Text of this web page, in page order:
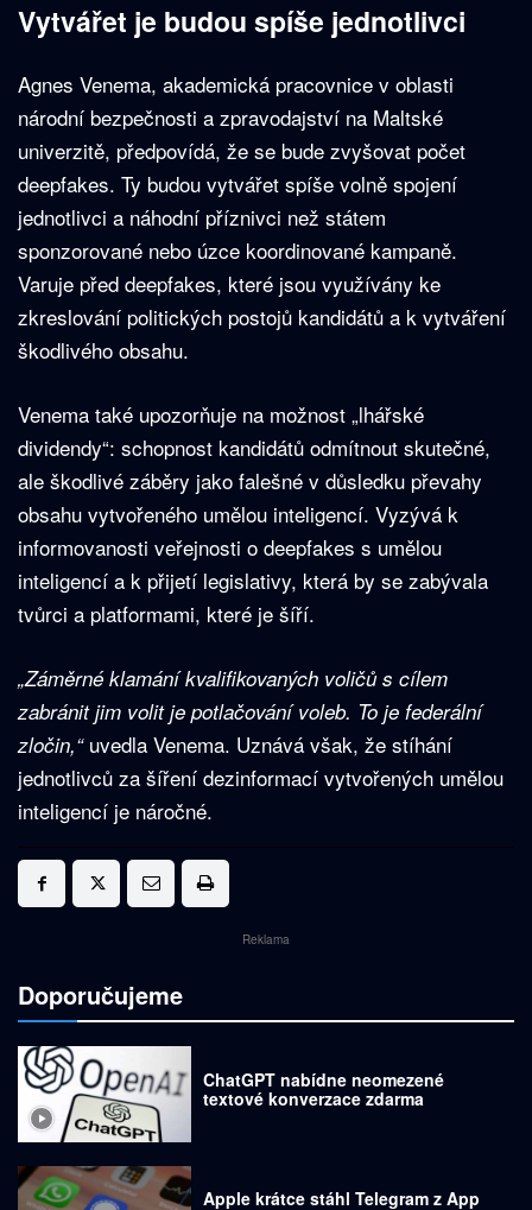
Vytvářet je budou spíše jednotlivci
Agnes Venema, akademická pracovnice v oblasti
národní bezpečnosti a zpravodajství na Maltské
univerzitě, předpovídá, že se bude zvyšovat počet
deepfakes. Ty budou vytvářet spíše volně spojení
jednotlivci a náhodní příznivci než státem
sponzorované nebo úzce koordinované kampaně.
Varuje před deepfakes, které jsou využívány ke
zkreslování politických postojů kandidátů a k vytváření
škodlivého obsahu.
Venema také upozorňuje na možnost „lhářské
dividendy“: schopnost kandidátů odmítnout skutečné,
ale škodlivé záběry jako falešné v důsledku převahy
obsahu vytvořeného umělou inteligencí. Vyzývá k
informovanosti veřejnosti o deepfakes s umělou
inteligencí a k přijetí legislativy, která by se zabývala
tvůrci a platformami, které je šíří.
„Záměrné klamání kvalifikovaných voličů s cílem
zabránit jim volit je potlačování voleb. To je federální
zločin,“ uvedla Venema. Uznává však, že stíhání
jednotlivců za šíření dezinformací vytvořených umělou
inteligencí je náročné.
Reklama
Doporučujeme
ChatGPT nabídne neomezené
textové konverzace zdarma
Apple krátce stáhl Telegram z App